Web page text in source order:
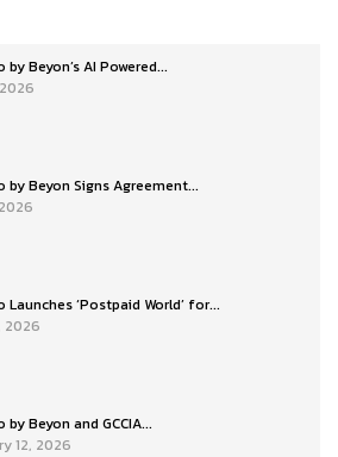
by Beyon’s AI Powered...
by Beyon Signs Agreement...
Launches ‘Postpaid World’ for...
2026
by Beyon and GCCIA...
12, 2026